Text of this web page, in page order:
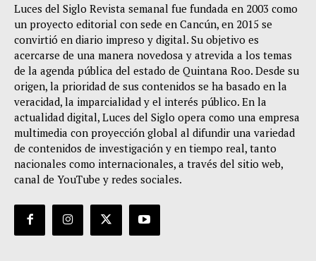
Luces del Siglo Revista semanal fue fundada en 2003 como
un proyecto editorial con sede en Cancún, en 2015 se
convirtió en diario impreso y digital. Su objetivo es
acercarse de una manera novedosa y atrevida a los temas
de la agenda pública del estado de Quintana Roo. Desde su
origen, la prioridad de sus contenidos se ha basado en la
veracidad, la imparcialidad y el interés público. En la
actualidad digital, Luces del Siglo opera como una empresa
multimedia con proyección global al difundir una variedad
de contenidos de investigación y en tiempo real, tanto
nacionales como internacionales, a través del sitio web,
canal de YouTube y redes sociales.